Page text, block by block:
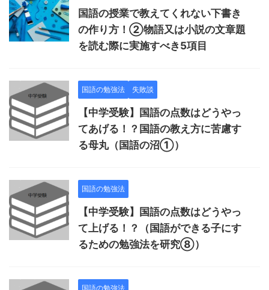
国語の授業で教えてくれない下書き
の作り方！②物語又は小説の文章題
を読む際に実施すべき5項目
国語の勉強法 失敗談
【中学受験】国語の点数はどうやっ
てあげる！？国語の教え方に苦慮す
る母丸（国語の沼①）
国語の勉強法
【中学受験】国語の点数はどうやっ
て上げる！？（国語ができる子にす
るための勉強法を研究⑧）
国語の勉強法